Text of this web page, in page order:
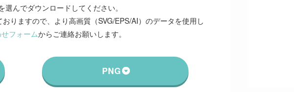
んでダウンロードしてください。
りますので、より高画質（SVG/EPS/AI）のデータを使用し
フォームからご連絡お願いします。
PNG